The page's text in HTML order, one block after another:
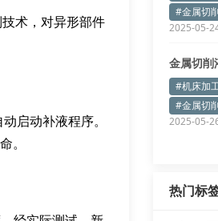
术，对异形部件
启动补液程序。
。
#金属切
2025-05-
金属切削
#机床加
#金属切
2025-05-
热门标